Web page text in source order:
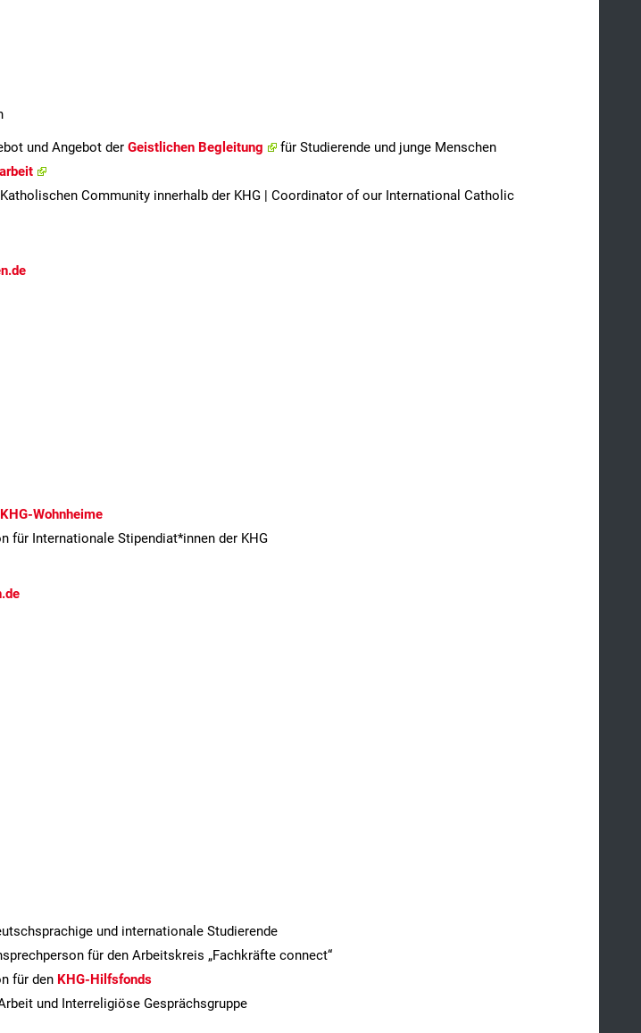
und Angebot der Geistlichen Begleitung
für Studierende und junge Menschen
Community innerhalb der KHG | Coordinator of our International Catholic
KHG-Wohnheime
für Internationale Stipendiat*innen der KHG
und internationale Studierende
für den Arbeitskreis „Fachkräfte connect“
für den KHG-Hilfsfonds
und Interreligiöse Gesprächsgruppe